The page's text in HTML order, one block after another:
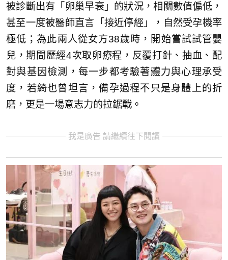
被診斷出有「卵巢早衰」的狀況，相關數值偏低，
甚至一度被醫師直言「接近停經」，自然受孕機率
極低；為此兩人從女方38歲時，開始嘗試試管嬰
兒，期間歷經4次取卵療程，反覆打針、抽血、配
對與基因檢測，每一步都考驗著體力與心理承受
度，若綺也曾坦言，備孕過程不只是身體上的折
磨，更是一場意志力的拉鋸戰。
我是廣告 請繼續往下閱讀